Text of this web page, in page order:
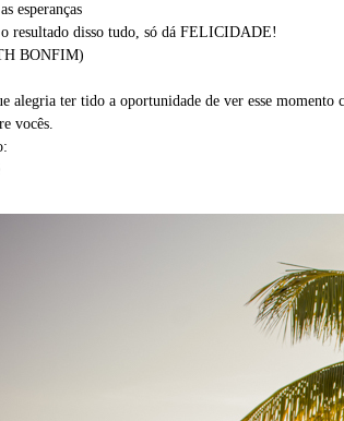
esperanças
o resultado disso tudo, só dá FELICIDADE!
BONFIM)
alegria ter tido a oportunidade de ver esse
vocês.